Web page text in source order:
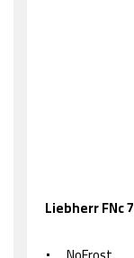
Liebherr FNc